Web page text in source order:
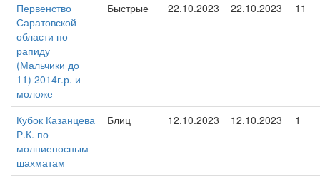
Первенство
Саратовской
области по
рапиду
(Мальчики до
11) 2014г.р. и
моложе
Быстрые 22.10.2023 22.10.2023 11
Кубок Казанцева
Р.К. по
молниеносным
шахматам
Блиц 12.10.2023 12.10.2023 1